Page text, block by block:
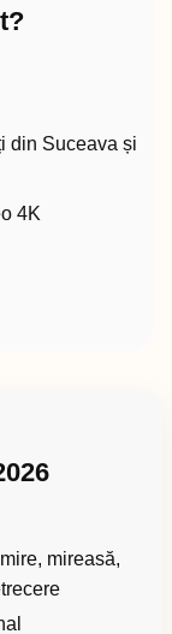
din Suceava și
4K
mireasă,